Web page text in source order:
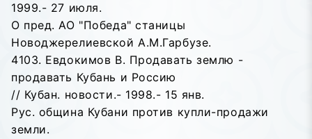
1999.- 27 июля.
О пред. АО "Победа" станицы
Новоджерелиевской А.М.Гарбузе.
4103. Евдокимов В. Продавать землю -
продавать Кубань и Россию
// Кубан. новости.- 1998.- 15 янв.
Рус. община Кубани против купли-продажи
земли.